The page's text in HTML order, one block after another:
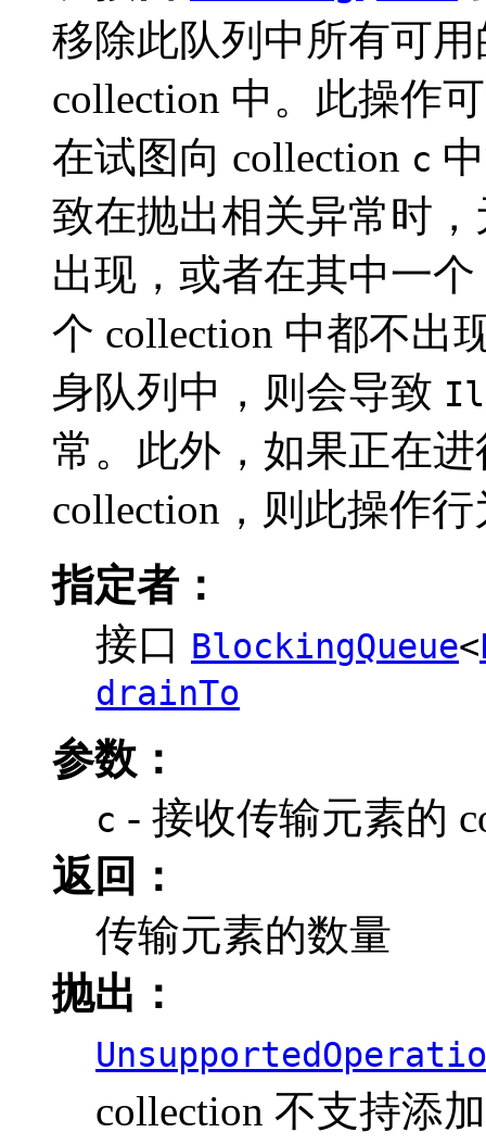
移除此队列中所有可
collection 中。此操作
在试图向 collection c
致在抛出相关异常时
出现，或者在其中一
个 collection 中都不出
身队列中，则会导致
常。此外，如果正在
collection，则此操作
指定者：
接口 BlockingQueue<
drainTo
参数：
c - 接收传输元素的
返回：
传输元素的数量
抛出：
collection 不支持添